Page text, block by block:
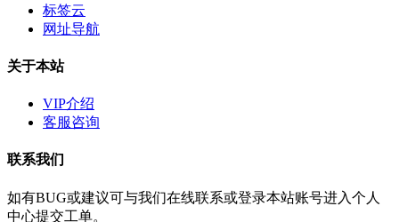
标签云
网址导航
关于本站
VIP介绍
客服咨询
联系我们
如有BUG或建议可与我们在线联系或登录本站账号进入个人
中心提交工单。